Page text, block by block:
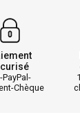
PayPal-
Chèque